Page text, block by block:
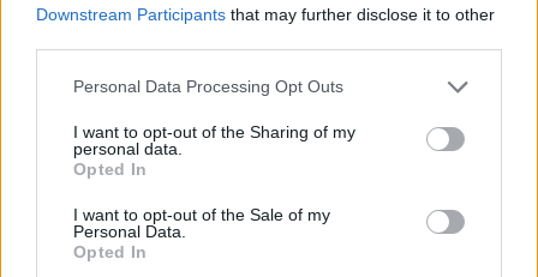
Downstream Participants that may further disclose it to other
Please note that this website/app uses one or more Google
not limited to your visit or usage behaviour. You may click to
grant or deny consent to Google and its third-party tags to
use your data for below specified purposes in below Google
consent section.
Personal Data Processing Opt Outs
I want to opt-out of the Sharing of my
personal data.
Opted In
I want to opt-out of the Sale of my
Personal Data.
Opted In
Scopri i parchi a tema più spettacolari per geek e non
Andrea Conforti · 9 Ago 2026